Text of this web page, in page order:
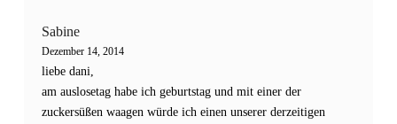
Sabine
Dezember 14, 2014
liebe dani,
am auslosetag habe ich geburtstag und mit einer der
zuckersüßen waagen würde ich einen unserer derzeitigen